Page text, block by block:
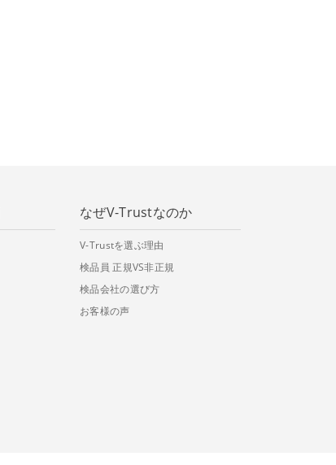
なぜV-Trustなのか
V-Trustを選ぶ理由
検品員 正規VS非正規
検品会社の選び方
お客様の声